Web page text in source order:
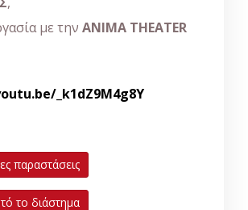
με την ANIMA THEATER
_k1dZ9M4g8Y
παραστάσεις
το διάστημα